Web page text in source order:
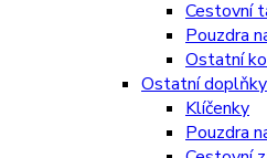
Cestovní
Pouzdra
Ostatní
Ostatní doplňky
Klíčenky
Pouzdra